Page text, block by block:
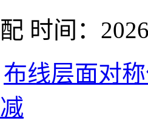
时间：
布线层面对